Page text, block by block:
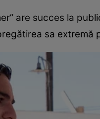
are succes la
sa extremă